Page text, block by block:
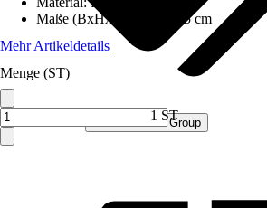
Verkauf durch: Procommerce Group
Maße (BxHxT)
29x45x25 cm
Mehr Artikeldetails
Menge (ST)
1 ST